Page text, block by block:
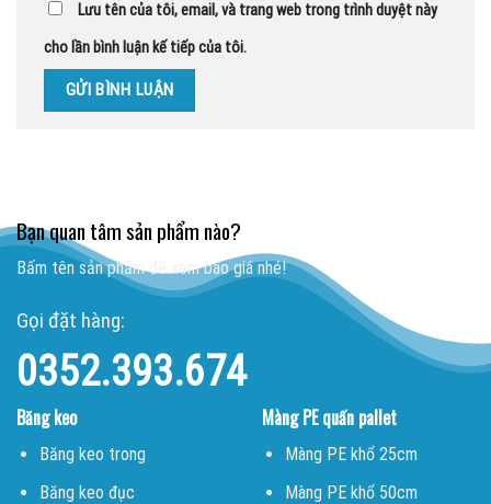
Lưu tên của tôi, email, và trang web trong trình duyệt này
cho lần bình luận kế tiếp của tôi.
Bạn quan tâm sản phẩm nào?
Bấm tên sản phẩm để xem báo giá nhé!
Gọi đặt hàng:
0352.393.674
Băng keo
Băng keo trong
Băng keo đục
Màng PE quấn pallet
Màng PE khổ 25cm
Màng PE khổ 50cm